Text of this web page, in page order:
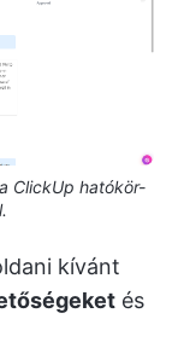
ClickUp hatókör-
kívánt
és